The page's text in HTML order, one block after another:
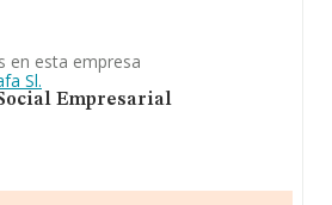
en esta empresa
Sl.
Empresarial